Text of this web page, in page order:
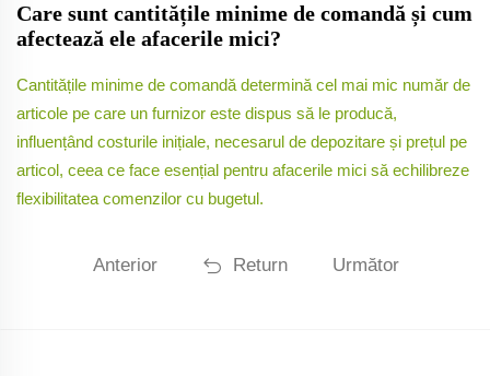
Care sunt cantitățile minime de comandă și cum
afectează ele afacerile mici?
Cantitățile minime de comandă determină cel mai mic număr de
articole pe care un furnizor este dispus să le producă,
influențând costurile inițiale, necesarul de depozitare și prețul pe
articol, ceea ce face esențial pentru afacerile mici să echilibreze
flexibilitatea comenzilor cu bugetul.
Anterior Return Următor